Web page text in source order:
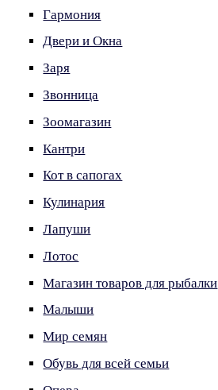
Гармония
Двери и Окна
Заря
Звонница
Зоомагазин
Кантри
Кот в сапогах
Кулинария
Лапуши
Лотос
Магазин товаров для рыбалки
Малыши
Мир семян
Обувь для всей семьи